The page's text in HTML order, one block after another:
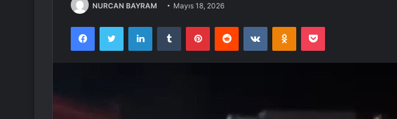
NURCAN BAYRAM Mayıs 18, 2026
FacebookTwitter LinkedInTumblr PinterestReddit VKontakteOdnoklassniki
Pocket